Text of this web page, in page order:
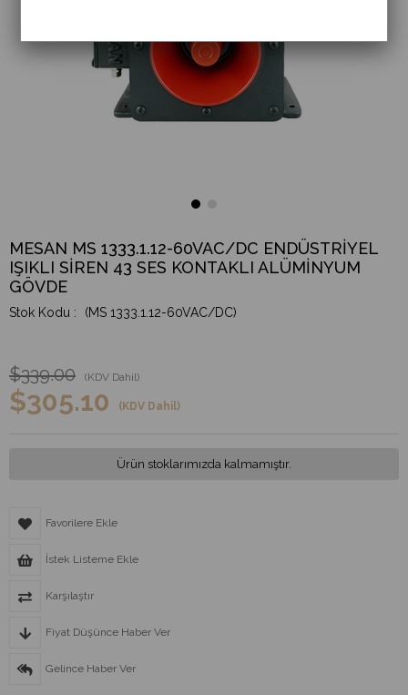
MESAN MS 1333.1.12-60VAC/DC ENDÜSTRİYEL
IŞIKLI SİREN 43 SES KONTAKLI ALÜMİNYUM
GÖVDE
(MS 1333.1.12-60VAC/DC)
$339.00 (KDV Dahil)
$305.10 (KDV Dahil)
Ürün stoklarımızda kalmamıştır.
Favorilere Ekle
İstek Listeme Ekle
Karşılaştır
Fiyat Düşünce Haber Ver
Gelince Haber Ver